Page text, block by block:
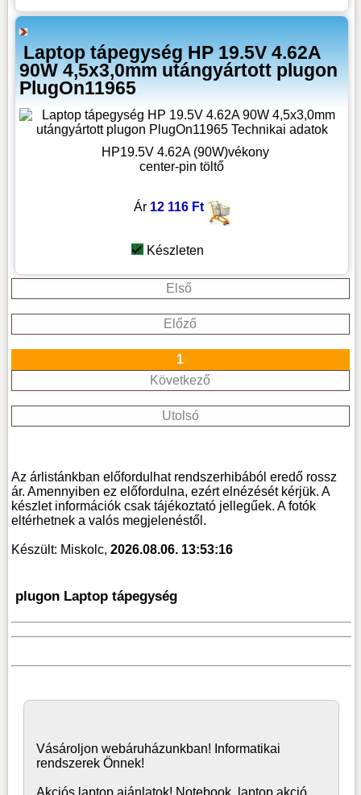
Laptop tápegység HP 19.5V 4.62A
90W 4,5x3,0mm utángyártott plugon
PlugOn11965
HP19.5V 4.62A (90W)vékony
center-pin töltő
Ár 12 116 Ft
Készleten
Első
Előző
1
Következő
Utolsó
Az árlistánkban előfordulhat rendszerhibából eredő rossz
ár. Amennyiben ez előfordulna, ezért elnézését kérjük. A
készlet információk csak tájékoztató jellegűek. A fotók
eltérhetnek a valós megjelenéstől.
Készült: Miskolc,2026.08.06. 13:53:16
plugon Laptop tápegység
Vásároljonwebáruházunkban! Informatikai
rendszerek Önnek!
Akciós laptop ajánlatok! Notebook, laptop akció